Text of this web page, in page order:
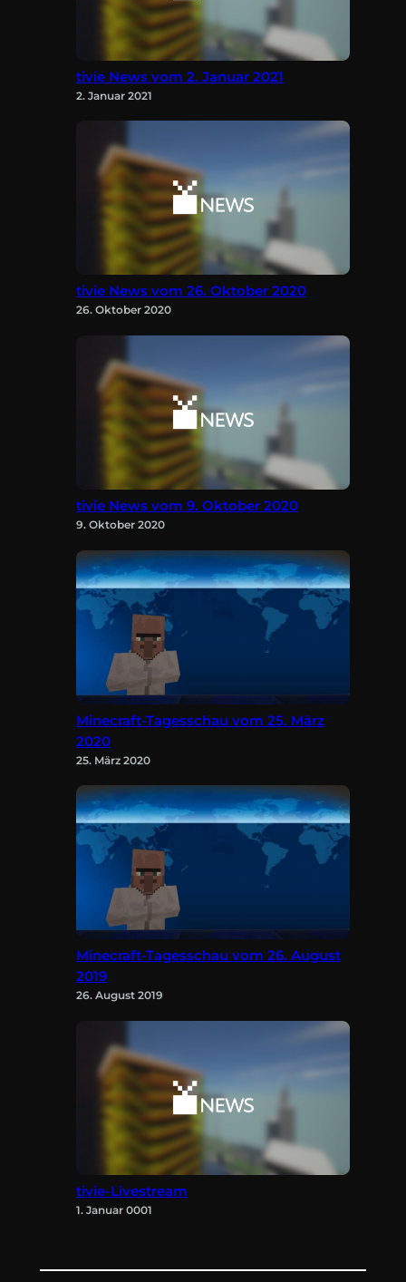
tivie News vom 2. Januar 2021
2. Januar 2021
tivie News vom 26. Oktober 2020
26. Oktober 2020
tivie News vom 9. Oktober 2020
9. Oktober 2020
Minecraft-Tagesschau vom 25. März
2020
25. März 2020
Minecraft-Tagesschau vom 26. August
2019
26. August 2019
tivie-Livestream
1. Januar 0001